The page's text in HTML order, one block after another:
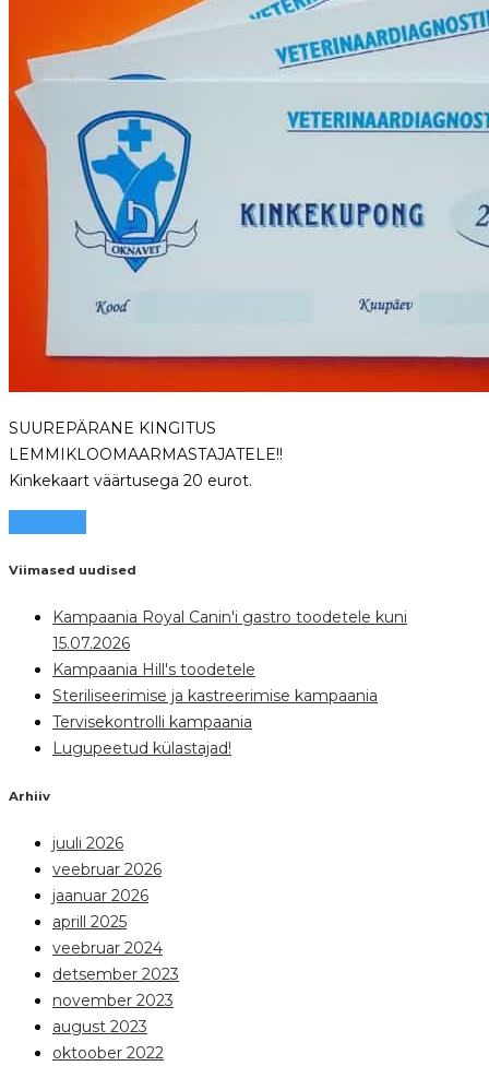
SUUREPÄRANE KINGITUS
LEMMIKLOOMAARMASTAJATELE!!
Kinkekaart väärtusega 20 eurot.
Viimased uudised
Kampaania Royal Canin'i gastro toodetele kuni
15.07.2026
Kampaania Hill's toodetele
Steriliseerimise ja kastreerimise kampaania
Tervisekontrolli kampaania
Lugupeetud külastajad!
Arhiiv
juuli 2026
veebruar 2026
jaanuar 2026
aprill 2025
veebruar 2024
detsember 2023
november 2023
august 2023
oktoober 2022